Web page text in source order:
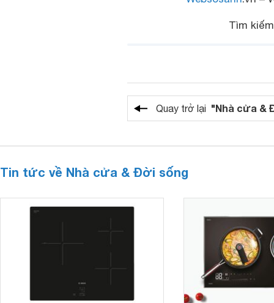
Tìm
Quay trở lại "Nhà cửa &
Tin tức về Nhà cửa & Đời sống